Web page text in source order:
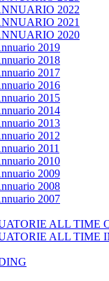
2022
2021
2020
2019
2018
2017
2016
2015
2014
2013
2012
2011
2010
2009
2008
2007
ALL TIME
ALL TIME